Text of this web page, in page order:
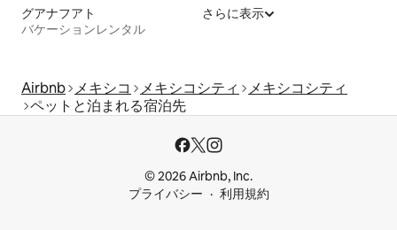
グアナフアト
バケーションレンタル
さらに表示
Airbnb メキシコ メキシコシティ
メキシコシティ
ペットと泊まれる宿泊先
© 2026 Airbnb, Inc.
プライバシー
利用規約